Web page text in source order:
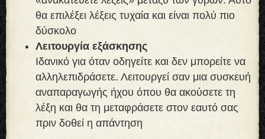
θα επιλέξει λέξεις τυχαία και είναι πολύ πιο
δύσκολο
Λειτουργία εξάσκησης
Ιδανικό για όταν οδηγείτε και δεν μπορείτε να
αλληλεπιδράσετε. Λειτουργεί σαν μια συσκευή
αναπαραγωγής ήχου όπου θα ακούσετε τη
λέξη και θα τη μεταφράσετε στον εαυτό σας
πριν δοθεί η απάντηση